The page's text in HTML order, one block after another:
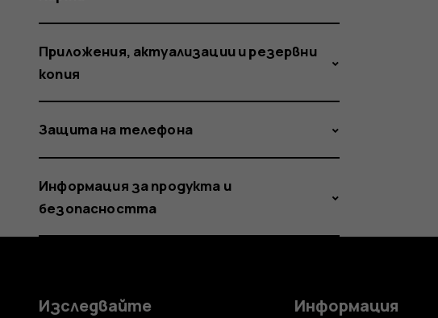
Приложения, актуализации и резервни
копия
Защита на телефона
Информация за продукта и
безопасността
Изследвайте
Информация